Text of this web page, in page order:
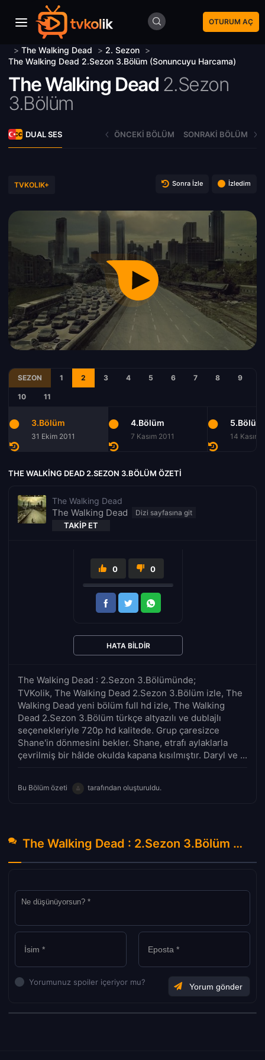
OTURUM AÇ
> The Walking Dead > 2. Sezon >
The Walking Dead 2.Sezon 3.Bölüm (Sonuncuyu Harcama)
The Walking Dead 2.Sezon
3.Bölüm
DUAL SES ÖNCEKI BÖLÜM SONRAKI BÖLÜM
TVKOLIK+ Sonra İzle İzledim
SEZON 1 2 3 4 5 6 7 8 9
10 11
3.Bölüm
31 Ekim 2011
4.Bölüm
7 Kasım 2011
5.Bölüm
14 Kasım
THE WALKING DEAD 2.SEZON 3.BÖLÜM ÖZETI
The Walking Dead
The Walking Dead
TAKIP ET
The Walking Dead : 2.Sezon 3.Bölümünde;
TVKolik, The Walking Dead 2.Sezon 3.Bölüm izle, The
Walking Dead yeni bölüm full hd izle, The Walking
Dead 2.Sezon 3.Bölüm türkçe altyazılı ve dublajlı
seçenekleriyle 720p hd kalitede. Grup çaresizce
Shane'in dönmesini bekler. Shane, etrafı aylaklarla
çevrilmiş bir hâlde okulda kapana kısılmıştır. Daryl ve ...
Bu Bölüm özeti tarafından oluşturuldu.
0 0
HATA BILDIR
The Walking Dead : 2.Sezon 3.Bölüm Hakkında Yorumlar
Yorumunuz spoiler içeriyor mu?